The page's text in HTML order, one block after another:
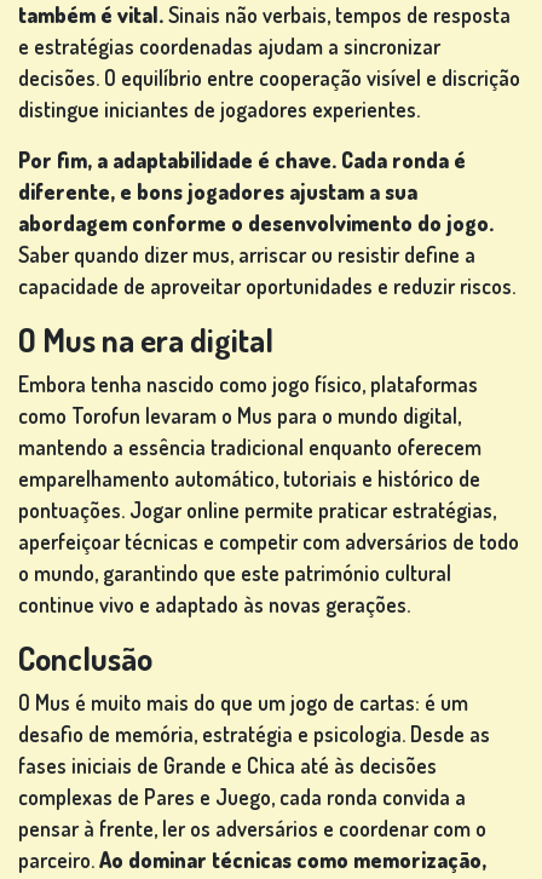
também é vital.Sinais não verbais, tempos de resposta
e estratégias coordenadas ajudam a sincronizar
decisões. O equilíbrio entre cooperação visível e discrição
distingue iniciantes de jogadores experientes.
Por fim, a adaptabilidade é chave. Cada ronda é
diferente, e bons jogadores ajustam a sua
abordagem conforme o desenvolvimento do jogo.
Saber quando dizer mus, arriscar ou resistir define a
capacidade de aproveitar oportunidades e reduzir riscos.
O Mus na era digital
Embora tenha nascido como jogo físico, plataformas
como Torofun levaram o Mus para o mundo digital,
mantendo a essência tradicional enquanto oferecem
emparelhamento automático, tutoriais e histórico de
pontuações. Jogar online permite praticar estratégias,
aperfeiçoar técnicas e competir com adversários de todo
o mundo, garantindo que este património cultural
continue vivo e adaptado às novas gerações.
Conclusão
O Mus é muito mais do que um jogo de cartas: é um
desafio de memória, estratégia e psicologia. Desde as
fases iniciais de Grande e Chica até às decisões
complexas de Pares e Juego, cada ronda convida a
pensar à frente, ler os adversários e coordenar com o
parceiro.Ao dominar técnicas como memorização,